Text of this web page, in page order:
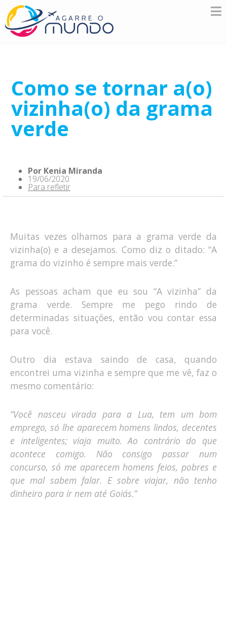
Como se tornar a(o)
vizinha(o) da grama
verde
Por Kenia Miranda
19/06/2020
Para refletir
Muitas vezes olhamos para a grama verde da
vizinha(o) e a desejamos. Como diz o ditado: “A
grama do vizinho é sempre mais verde.”
As pessoas acham que eu sou “A vizinha” da
grama verde. Sempre me pego rindo de
determinadas situações, então vou contar essa
para você.
Outro dia estava saindo de casa, quando
encontrei uma vizinha e sempre que me vê, faz o
mesmo comentário:
“Você nasceu virada para a Lua, tem um bom
emprego, só lhe aparecem homens lindos, decentes
e inteligentes; viaja muito. Ao contrário do que
acontece comigo. Não consigo passar num
concurso, só me aparecem homens feios, pobres e
que mal sabem falar. E sobre viajar, não tenho
dinheiro para ir nem até Goiás.”